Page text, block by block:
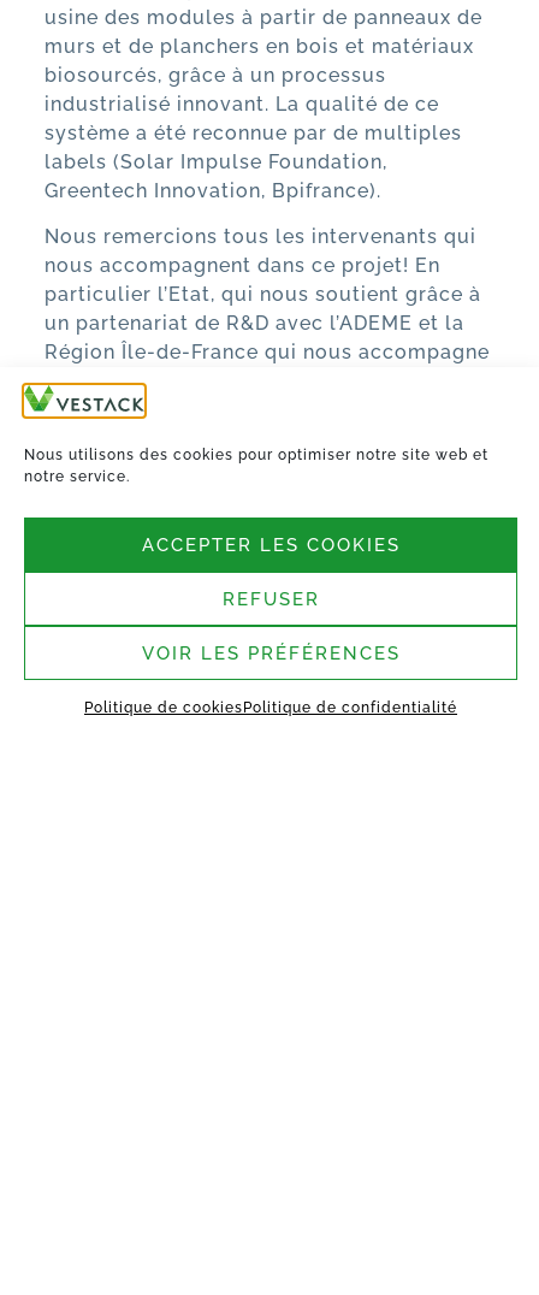
Nous utilisons des cookies pour optimiser notre site web et
notre service.
ACCEPTER LES COOKIES
REFUSER
VOIR LES PRÉFÉRENCES
Politique de cookies Politique de confidentialité
usine des modules à partir de panneaux de
murs et de planchers en bois et matériaux
biosourcés, grâce à un processus
industrialisé innovant. La qualité de ce
système a été reconnue par de multiples
labels (Solar Impulse Foundation,
Greentech Innovation, Bpifrance).
Nous remercions tous les intervenants qui
nous accompagnent dans ce projet! En
particulier l’Etat, qui nous soutient grâce à
un partenariat de R&D avec l’ADEME et la
Région Île-de-France qui nous accompagne
à travers le Plan de Relance de l’Industrie
CP Usine Vestack 77
Nous suivre